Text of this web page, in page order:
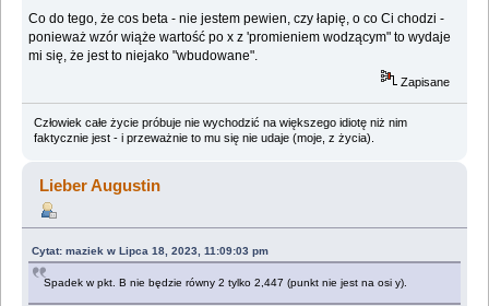
Co do tego, że cos beta - nie jestem pewien, czy łapię, o co Ci chodzi -
ponieważ wzór wiąże wartość po x z 'promieniem wodzącym" to wydaje
mi się, że jest to niejako "wbudowane".
Zapisane
Człowiek całe życie próbuje nie wychodzić na większego idiotę niż nim
faktycznie jest - i przeważnie to mu się nie udaje (moje, z życia).
Lieber Augustin
Cytat: maziek w Lipca 18, 2023, 11:09:03 pm
Spadek w pkt. B nie będzie równy 2 tylko 2,447 (punkt nie jest na osi y).